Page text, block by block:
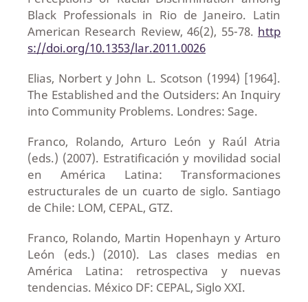
Black Professionals in Rio de Janeiro. Latin
American Research Review, 46(2), 55-78. http
s://doi.org/10.1353/lar.2011.0026
Elias, Norbert y John L. Scotson (1994) [1964].
The Established and the Outsiders: An Inquiry
into Community Problems. Londres: Sage.
Franco, Rolando, Arturo León y Raúl Atria
(eds.) (2007). Estratificación y movilidad social
en América Latina: Transformaciones
estructurales de un cuarto de siglo. Santiago
de Chile: LOM, CEPAL, GTZ.
Franco, Rolando, Martin Hopenhayn y Arturo
León (eds.) (2010). Las clases medias en
América Latina: retrospectiva y nuevas
tendencias. México DF: CEPAL, Siglo XXI.